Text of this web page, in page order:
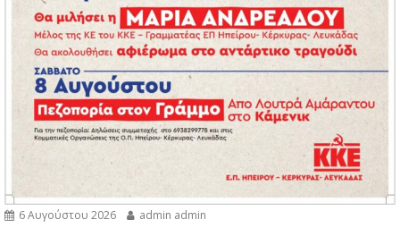
6 Αυγούστου 2026 admin admin